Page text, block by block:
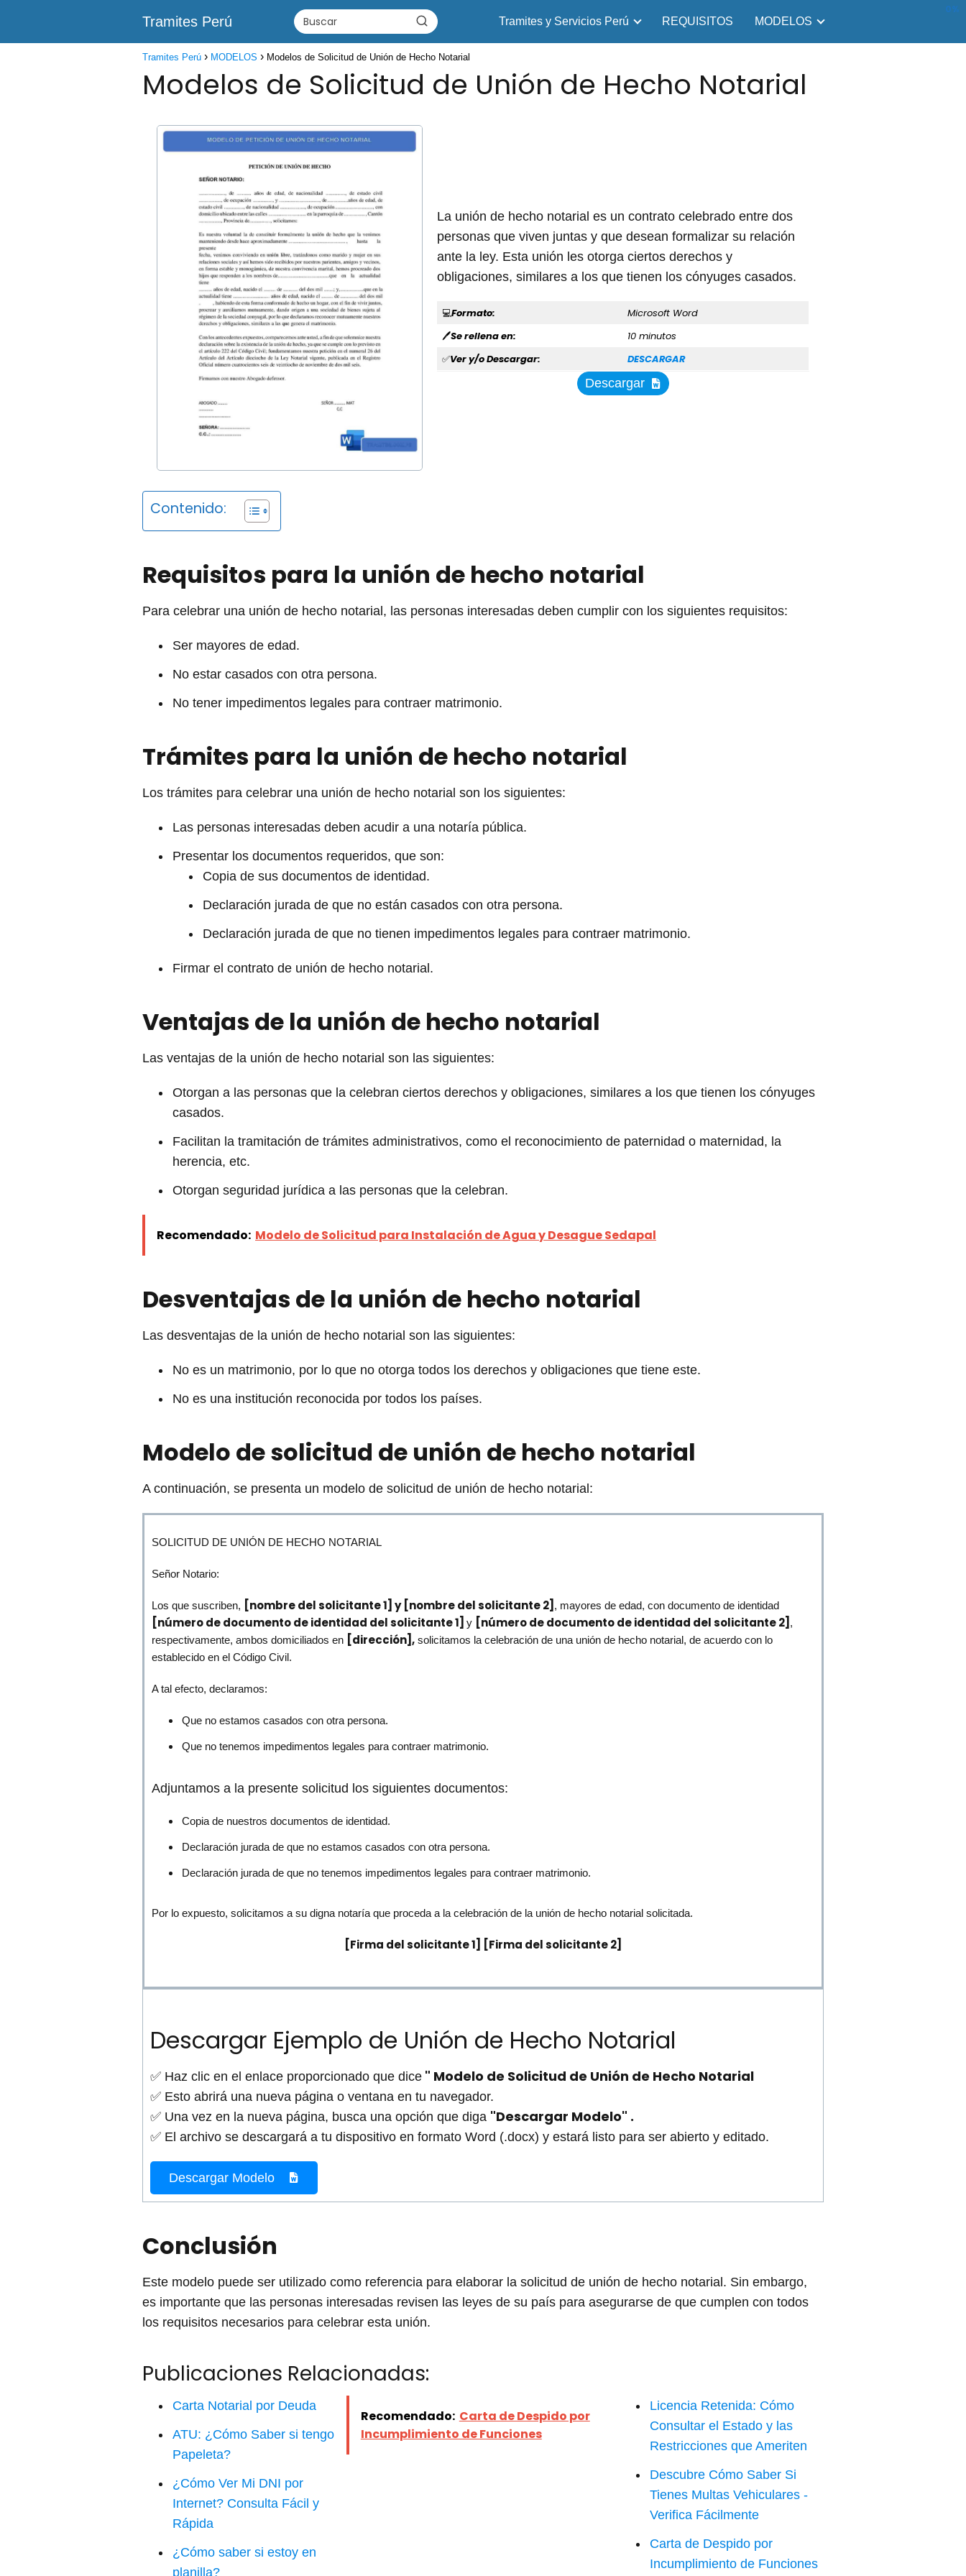
0%
Tramites Perú Tramites y Servicios Perú REQUISITOS MODELOS
Tramites Perú MODELOS Modelos de Solicitud de Unión de Hecho Notarial
Modelos de Solicitud de Unión de Hecho Notarial
La unión de hecho notarial es un contrato celebrado entre dos
personas que viven juntas y que desean formalizar su relación
ante la ley. Esta unión les otorga ciertos derechos y
obligaciones, similares a los que tienen los cónyuges casados.
💻Formato: Microsoft Word
🖊Se rellena en: 10 minutos
✅Ver y/o Descargar: DESCARGAR
Descargar
Contenido:
Requisitos para la unión de hecho notarial
Para celebrar una unión de hecho notarial, las personas interesadas deben cumplir con los siguientes requisitos:
Ser mayores de edad.
No estar casados con otra persona.
No tener impedimentos legales para contraer matrimonio.
Trámites para la unión de hecho notarial
Los trámites para celebrar una unión de hecho notarial son los siguientes:
Las personas interesadas deben acudir a una notaría pública.
Presentar los documentos requeridos, que son:
Copia de sus documentos de identidad.
Declaración jurada de que no están casados con otra persona.
Declaración jurada de que no tienen impedimentos legales para contraer matrimonio.
Firmar el contrato de unión de hecho notarial.
Ventajas de la unión de hecho notarial
Las ventajas de la unión de hecho notarial son las siguientes:
Otorgan a las personas que la celebran ciertos derechos y obligaciones, similares a los que tienen los cónyuges
casados.
Facilitan la tramitación de trámites administrativos, como el reconocimiento de paternidad o maternidad, la
herencia, etc.
Otorgan seguridad jurídica a las personas que la celebran.
Recomendado: Modelo de Solicitud para Instalación de Agua y Desague Sedapal
Desventajas de la unión de hecho notarial
Las desventajas de la unión de hecho notarial son las siguientes:
No es un matrimonio, por lo que no otorga todos los derechos y obligaciones que tiene este.
No es una institución reconocida por todos los países.
Modelo de solicitud de unión de hecho notarial
A continuación, se presenta un modelo de solicitud de unión de hecho notarial:
SOLICITUD DE UNIÓN DE HECHO NOTARIAL
Señor Notario:
Los que suscriben, [nombre del solicitante 1] y [nombre del solicitante 2] , mayores de edad, con documento de identidad
[número de documento de identidad del solicitante 1] y [número de documento de identidad del solicitante 2] ,
respectivamente, ambos domiciliados en [dirección], solicitamos la celebración de una unión de hecho notarial, de acuerdo con lo
establecido en el Código Civil.
A tal efecto, declaramos:
Que no estamos casados con otra persona.
Que no tenemos impedimentos legales para contraer matrimonio.
Adjuntamos a la presente solicitud los siguientes documentos:
Copia de nuestros documentos de identidad.
Declaración jurada de que no estamos casados con otra persona.
Declaración jurada de que no tenemos impedimentos legales para contraer matrimonio.
Por lo expuesto, solicitamos a su digna notaría que proceda a la celebración de la unión de hecho notarial solicitada.
[Firma del solicitante 1] [Firma del solicitante 2]
Descargar Ejemplo de Unión de Hecho Notarial
✅ Haz clic en el enlace proporcionado que dice " Modelo de Solicitud de Unión de Hecho Notarial
✅ Esto abrirá una nueva página o ventana en tu navegador.
✅ Una vez en la nueva página, busca una opción que diga "Descargar Modelo" .
✅ El archivo se descargará a tu dispositivo en formato Word (.docx) y estará listo para ser abierto y editado.
Descargar Modelo
Conclusión
Este modelo puede ser utilizado como referencia para elaborar la solicitud de unión de hecho notarial. Sin embargo,
es importante que las personas interesadas revisen las leyes de su país para asegurarse de que cumplen con todos
los requisitos necesarios para celebrar esta unión.
Publicaciones Relacionadas:
Carta Notarial por Deuda
ATU: ¿Cómo Saber si tengo
Papeleta?
¿Cómo Ver Mi DNI por
Internet? Consulta Fácil y
Rápida
¿Cómo saber si estoy en
planilla?
Recomendado: Carta de Despido por
Incumplimiento de Funciones
Licencia Retenida: Cómo
Consultar el Estado y las
Restricciones que Ameriten
Descubre Cómo Saber Si
Tienes Multas Vehiculares -
Verifica Fácilmente
Carta de Despido por
Incumplimiento de Funciones